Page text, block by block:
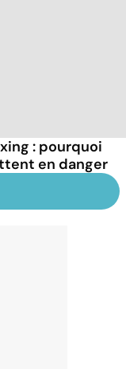
: pourquoi
en danger